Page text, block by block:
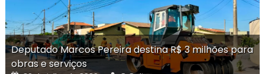
Deputado Marcos Pereira destina R$ 3 milhões para
obras e serviços